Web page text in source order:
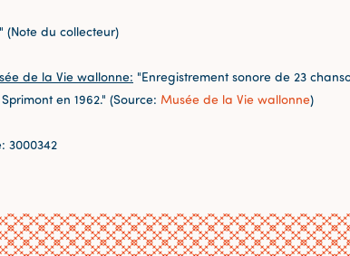
(Note du collecteur)
de la Vie wallonne: "Enregistrement sonore de 23
en 1962." (Source: Musée de la Vie wallonne)
3000342